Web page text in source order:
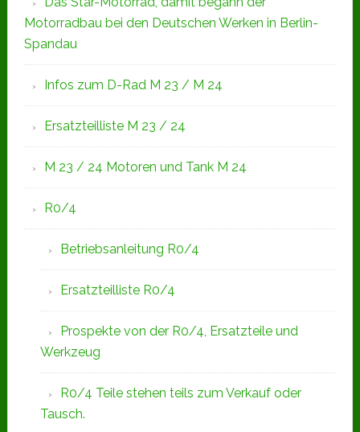
Motorradbau bei den Deutschen Werken in Berlin-
Spandau
Infos zum D-Rad M 23 / M 24
Ersatzteilliste M 23 / 24
M 23 / 24 Motoren und Tank M 24
R0/4
Betriebsanleitung R0/4
Ersatzteilliste R0/4
Prospekte von der R0/4, Ersatzteile und
Werkzeug
R0/4 Teile stehen teils zum Verkauf oder
Tausch.